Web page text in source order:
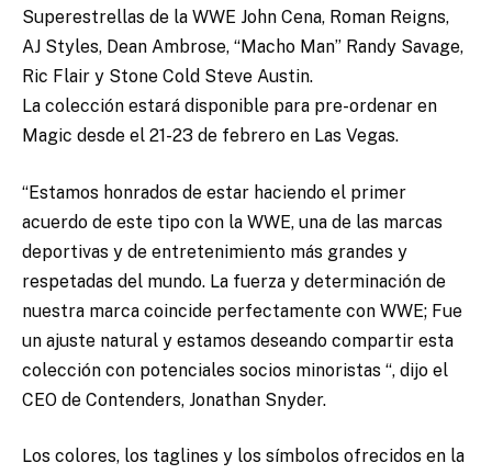
Superestrellas de la WWE John Cena, Roman Reigns,
AJ Styles, Dean Ambrose, “Macho Man” Randy Savage,
Ric Flair y Stone Cold Steve Austin.
La colección estará disponible para pre-ordenar en
Magic desde el 21-23 de febrero en Las Vegas.
“Estamos honrados de estar haciendo el primer
acuerdo de este tipo con la WWE, una de las marcas
deportivas y de entretenimiento más grandes y
respetadas del mundo. La fuerza y ​​determinación de
nuestra marca coincide perfectamente con WWE; Fue
un ajuste natural y estamos deseando compartir esta
colección con potenciales socios minoristas “, dijo el
CEO de Contenders, Jonathan Snyder.
Los colores, los taglines y los símbolos ofrecidos en la